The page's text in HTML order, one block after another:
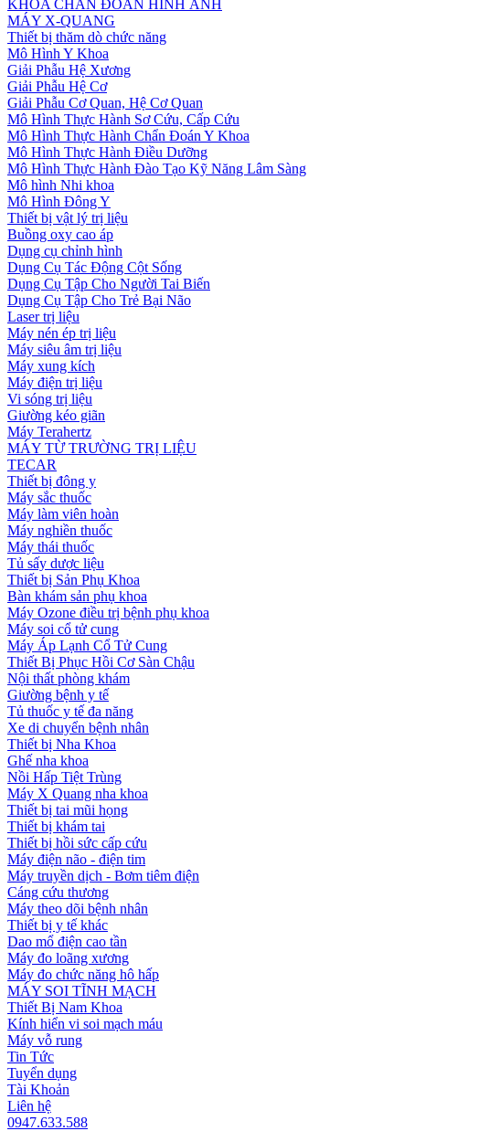
KHOA CHẨN ĐOÁN HÌNH ẢNH
MÁY X-QUANG
Thiết bị thăm dò chức năng
Mô Hình Y Khoa
Giải Phẫu Hệ Xương
Giải Phẫu Hệ Cơ
Giải Phẫu Cơ Quan, Hệ Cơ Quan
Mô Hình Thực Hành Sơ Cứu, Cấp Cứu
Mô Hình Thực Hành Chẩn Đoán Y Khoa
Mô Hình Thực Hành Điều Dưỡng
Mô Hình Thực Hành Đào Tạo Kỹ Năng Lâm Sàng
Mô hình Nhi khoa
Mô Hình Đông Y
Thiết bị vật lý trị liệu
Buồng oxy cao áp
Dụng cụ chỉnh hình
Dụng Cụ Tác Động Cột Sống
Dụng Cụ Tập Cho Người Tai Biến
Dụng Cụ Tập Cho Trẻ Bại Não
Laser trị liệu
Máy nén ép trị liệu
Máy siêu âm trị liệu
Máy xung kích
Máy điện trị liệu
Vi sóng trị liệu
Giường kéo giãn
Máy Terahertz
MÁY TỪ TRƯỜNG TRỊ LIỆU
TECAR
Thiết bị đông y
Máy sắc thuốc
Máy làm viên hoàn
Máy nghiền thuốc
Máy thái thuốc
Tủ sấy dược liệu
Thiết bị Sản Phụ Khoa
Bàn khám sản phụ khoa
Máy Ozone điều trị bệnh phụ khoa
Máy soi cổ tử cung
Máy Áp Lạnh Cổ Tử Cung
Thiết Bị Phục Hồi Cơ Sàn Chậu
Nội thất phòng khám
Giường bệnh y tế
Tủ thuốc y tế đa năng
Xe di chuyển bệnh nhân
Thiết bị Nha Khoa
Ghế nha khoa
Nồi Hấp Tiệt Trùng
Máy X Quang nha khoa
Thiết bị tai mũi họng
Thiết bị khám tai
Thiết bị hồi sức cấp cứu
Máy điện não - điện tim
Máy truyền dịch - Bơm tiêm điện
Cáng cứu thương
Máy theo dõi bệnh nhân
Thiết bị y tế khác
Dao mổ điện cao tần
Máy đo loãng xương
Máy đo chức năng hô hấp
MÁY SOI TĨNH MẠCH
Thiết Bị Nam Khoa
Kính hiển vi soi mạch máu
Máy vỗ rung
Tin Tức
Tuyển dụng
Tài Khoản
Liên hệ
0947.633.588